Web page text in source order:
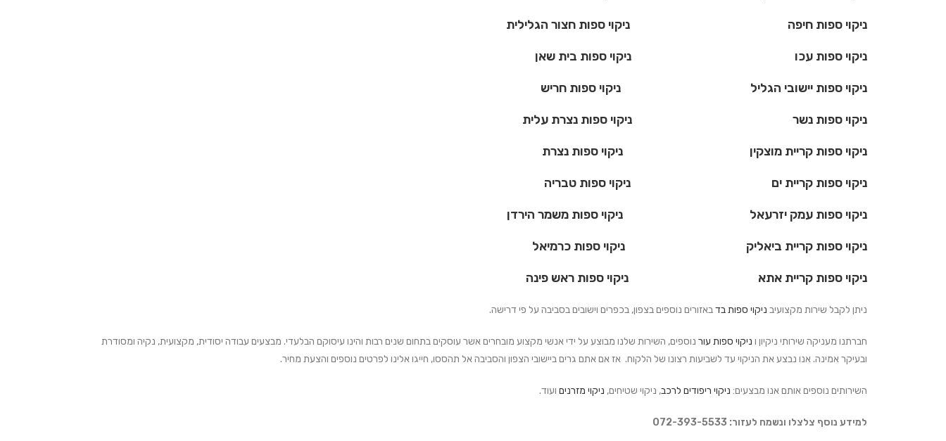
ניקוי ספות חיפה ניקוי ספות חצור הגלילית
ניקוי ספות עכו ניקוי ספות בית שאן
ניקוי ספות יישובי הגליל ניקוי ספות חריש
ניקוי ספות נשר ניקוי ספות נצרת עלית
ניקוי ספות קריית מוצקין ניקוי ספות נצרת
ניקוי ספות קריית ים ניקוי ספות טבריה
ניקוי ספות עמק יזרעאל ניקוי ספות משמר הירדן
ניקוי ספות קריית ביאליק ניקוי ספות כרמיאל
ניקוי ספות קריית אתא ניקוי ספות ראש פינה
ניתן לקבל שירות מקצועיב ניקוי ספות בדבאזורים נוספים בצפון, בכפרים וישובים בסביבה על פי דרישה.
חברתנו מעניקה שירותי ניקיון ו ניקוי ספות עור נוספים, השירות שלנו מבוצע על ידי אנשי מקצוע מובחרים אשר עוסקים בתחום שנים רבות והינו עיסוקם הבלעדי. מבצעים עבודה יסודית, מקצועית, נקיה ומסודרת
ובעיקר אמינה. אנו נבצע את הניקוי עד לשביעות רצונו של הלקוח. אז אם אתם גרים ביישובי הצפון והסביבה אל תהססו, חייגו אלינו לפרטים נוספים והצעת מחיר.
השירותים נוספים אותם אנו מבצעים: ניקוי ריפודים לרכב, ניקוי שטיחים, ניקוי מזרנים ועוד.
למידע נוסף צלצלו ונשמח לעזור: 072-393-5533